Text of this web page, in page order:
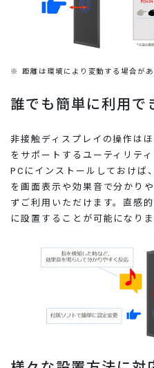
※ 距離は環境により変動する場合があ
誰でも簡単に利用で
非接触ディスプレイの操作は
をサポートするユーティリテ
PCにインストールしておけば
を画面表示や効果音で分かり
ずご利用いただけます。直感
に設置することが可能になりま